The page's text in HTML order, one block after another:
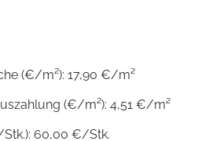
(€/m²): 17,90 €/m²
(€/m²): 4,51 €/m²
60,00 €/Stk.